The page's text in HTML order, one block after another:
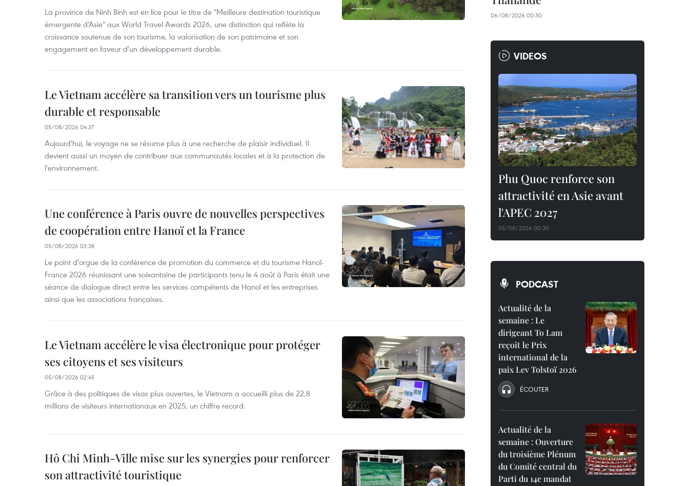
La province de Ninh Binh est en lice pour le titre de "Meilleure destination touristique
émergente d'Asie" aux World Travel Awards 2026, une distinction qui reflète la
croissance soutenue de son tourisme, la valorisation de son patrimoine et son
engagement en faveur d'un développement durable.
Le Vietnam accélère sa transition vers un tourisme plus
durable et responsable
05/08/2026 04:37
Aujourd'hui, le voyage ne se résume plus à une recherche de plaisir individuel. Il
devient aussi un moyen de contribuer aux communautés locales et à la protection de
l'environnement.
Une conférence à Paris ouvre de nouvelles perspectives
de coopération entre Hanoï et la France
05/08/2026 03:38
Le point d'orgue de la conférence de promotion du commerce et du tourisme Hanoï-
France 2026 réunissant une soixantaine de participants tenu le 4 août à Paris était une
séance de dialogue direct entre les services compétents de Hanoï et les entreprises
ainsi que les associations françaises.
Le Vietnam accélère le visa électronique pour protéger
ses citoyens et ses visiteurs
05/08/2026 02:45
Grâce à des politiques de visas plus ouvertes, le Vietnam a accueilli plus de 22,8
millions de visiteurs internationaux en 2025, un chiffre record.
Hô Chi Minh-Ville mise sur les synergies pour renforcer
son attractivité touristique
06/08/2026 00:30
VIDEOS
Phu Quoc renforce son
attractivité en Asie avant
l'APEC 2027
05/08/2026 00:30
PODCAST
Actualité de la
semaine : Le
dirigeant To Lam
reçoit le Prix
international de la
paix Lev Tolstoï 2026
ÉCOUTER
Actualité de la
semaine : Ouverture
du troisième Plénum
du Comité central du
Parti du 14e mandat